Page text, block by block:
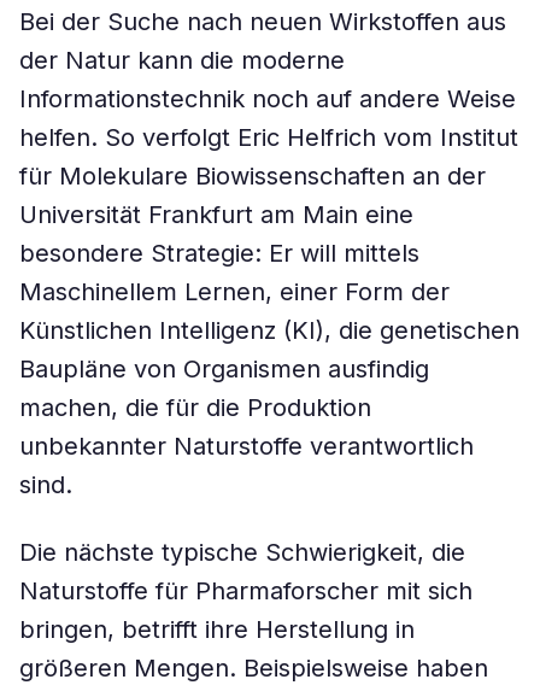
Bei der Suche nach neuen Wirkstoffen aus
der Natur kann die moderne
Informationstechnik noch auf andere Weise
helfen. So verfolgt Eric Helfrich vom Institut
für Molekulare Biowissenschaften an der
Universität Frankfurt am Main eine
besondere Strategie: Er will mittels
Maschinellem Lernen, einer Form der
Künstlichen Intelligenz (KI), die genetischen
Baupläne von Organismen ausfindig
machen, die für die Produktion
unbekannter Naturstoffe verantwortlich
sind.
Die nächste typische Schwierigkeit, die
Naturstoffe für Pharmaforscher mit sich
bringen, betrifft ihre Herstellung in
größeren Mengen. Beispielsweise haben